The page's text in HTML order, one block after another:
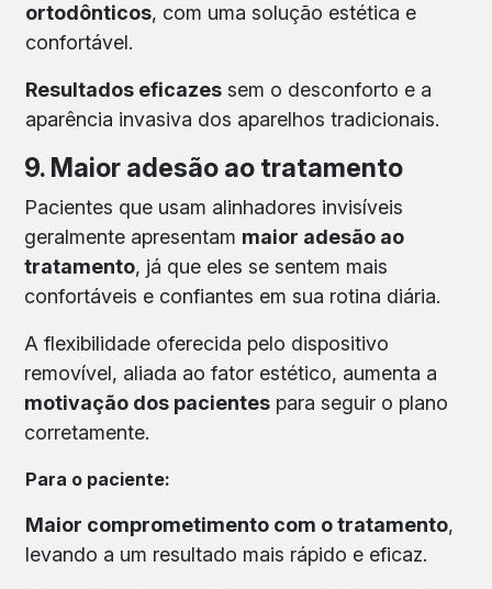
ortodônticos, com uma solução estética e
confortável.
Resultados eficazes sem o desconforto e a
aparência invasiva dos aparelhos tradicionais.
9. Maior adesão ao tratamento
Pacientes que usam alinhadores invisíveis
geralmente apresentam maior adesão ao
tratamento, já que eles se sentem mais
confortáveis e confiantes em sua rotina diária.
A flexibilidade oferecida pelo dispositivo
removível, aliada ao fator estético, aumenta a
motivação dos pacientes para seguir o plano
corretamente.
Para o paciente:
Maior comprometimento com o tratamento,
levando a um resultado mais rápido e eficaz.